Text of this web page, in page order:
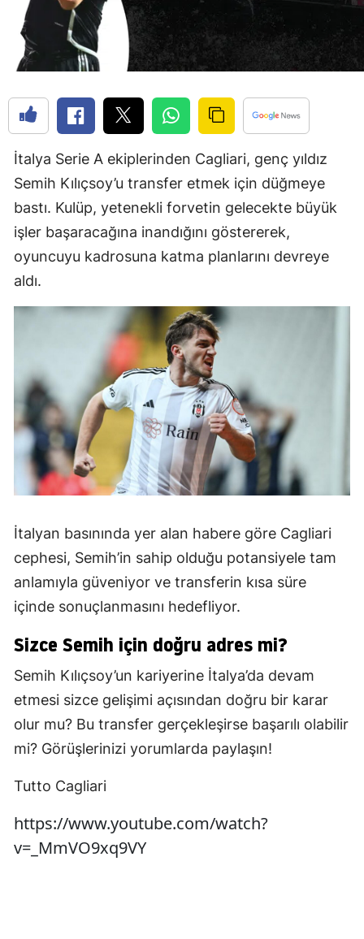
İtalya Serie A ekiplerinden Cagliari, genç yıldız
Semih Kılıçsoy’u transfer etmek için düğmeye
bastı. Kulüp, yetenekli forvetin gelecekte büyük
işler başaracağına inandığını göstererek,
oyuncuyu kadrosuna katma planlarını devreye
aldı.
İtalyan basınında yer alan habere göre Cagliari
cephesi, Semih’in sahip olduğu potansiyele tam
anlamıyla güveniyor ve transferin kısa süre
içinde sonuçlanmasını hedefliyor.
Sizce Semih için doğru adres mi?
Semih Kılıçsoy’un kariyerine İtalya’da devam
etmesi sizce gelişimi açısından doğru bir karar
olur mu? Bu transfer gerçekleşirse başarılı olabilir
mi? Görüşlerinizi yorumlarda paylaşın!
Tutto Cagliari
https://www.youtube.com/watch?
v=_MmVO9xq9VY